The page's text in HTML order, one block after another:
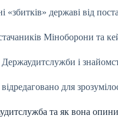
державі від
Міноборони та
і
для
та як вона